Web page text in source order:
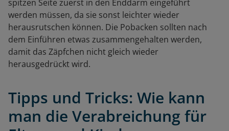
spitzen Seite zuerst in den Enddarm eingeführt
werden müssen, da sie sonst leichter wieder
herausrutschen können. Die Pobacken sollten nach
dem Einführen etwas zusammengehalten werden,
damit das Zäpfchen nicht gleich wieder
herausgedrückt wird.
Tipps und Tricks: Wie kann
man die Verabreichung für